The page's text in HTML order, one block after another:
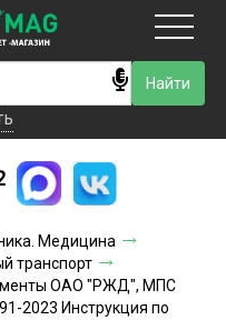
Медицина
транспорт
ОАО "РЖД", МПС
2023 Инструкция по